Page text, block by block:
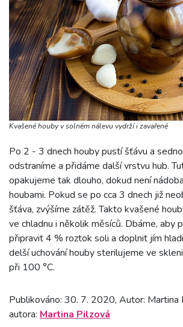
Kvašené houby v solném nálevu vydrží i zavařené
Po 2 - 3 dnech houby pustí šťávu a
odstraníme a přidáme další vrstvu hub.
opakujeme tak dlouho, dokud není
houbami. Pokud se po cca 3 dnech již
šťáva, zvýšíme zátěž. Takto kvašené
ve chladnu i několik měsíců. Dbáme, aby
připravit 4 % roztok soli a doplnit jím
delší uchování houby sterilujeme ve
při 100 °C.
Publikováno: 30. 7. 2020, Autor: Martina
autora: Martina Pilzová